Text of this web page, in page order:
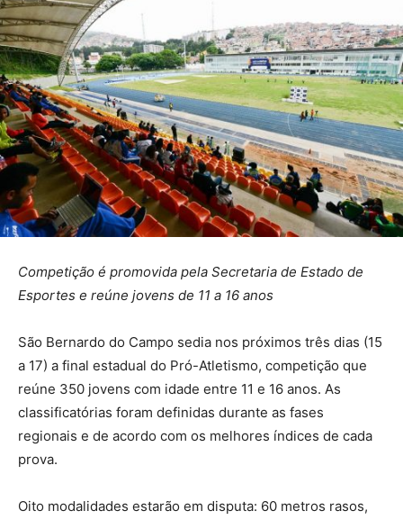
Competição é promovida pela Secretaria de Estado de
Esportes e reúne jovens de 11 a 16 anos
São Bernardo do Campo sedia nos próximos três dias (15
a 17) a final estadual do Pró-Atletismo, competição que
reúne 350 jovens com idade entre 11 e 16 anos. As
classificatórias foram definidas durante as fases
regionais e de acordo com os melhores índices de cada
prova.
Oito modalidades estarão em disputa: 60 metros rasos,